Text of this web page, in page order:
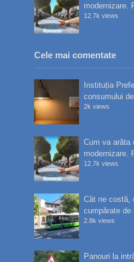
modernizare.
12.7k views
Cele mai comentate
Instituția
consumului
2k views
Cum va arăta
modernizare.
12.7k views
Cât ne costă,
cumpărate de
2.8k views
Panouri la